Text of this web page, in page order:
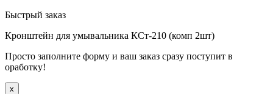
Быстрый заказ
Кронштейн для умывальника КСт-210 (комп 2шт)
Просто заполните форму и ваш заказ сразу поступит в
оработку!
x